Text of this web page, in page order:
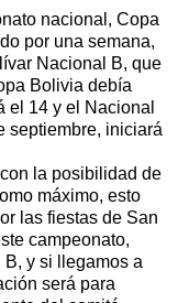
nacional, Copa
por una semana,
Nacional B, que
Bolivia debía
el 14 y el Nacional
septiembre, iniciará
la posibilidad de
máximo, esto
las fiestas de San
campeonato,
y si llegamos a
será para